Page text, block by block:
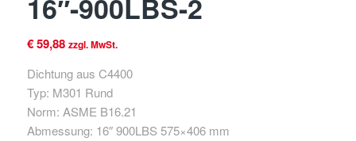
16″-900LBS-2
€59,88 zzgl. MwSt.
Dichtung aus C4400
Typ: M301 Rund
Norm: ASME B16.21
Abmessung: 16″ 900LBS 575×406 mm